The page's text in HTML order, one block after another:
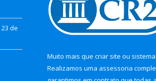
23 de
Muito mais que criar site ou
Realizamos uma assessoria